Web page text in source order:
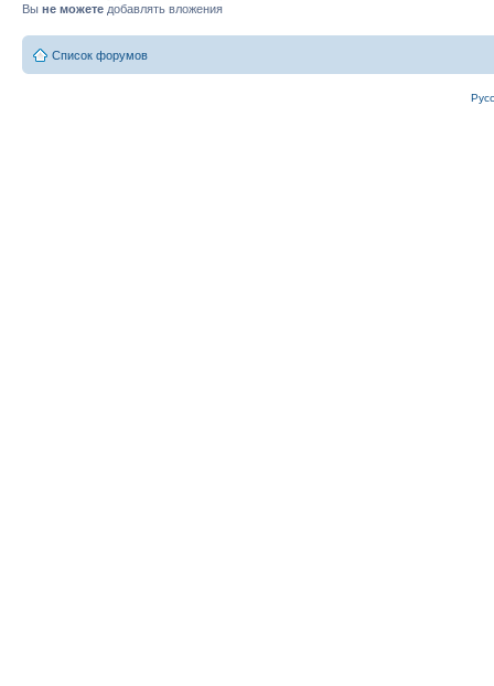
Вы не можете добавлять вложения
Список форумов